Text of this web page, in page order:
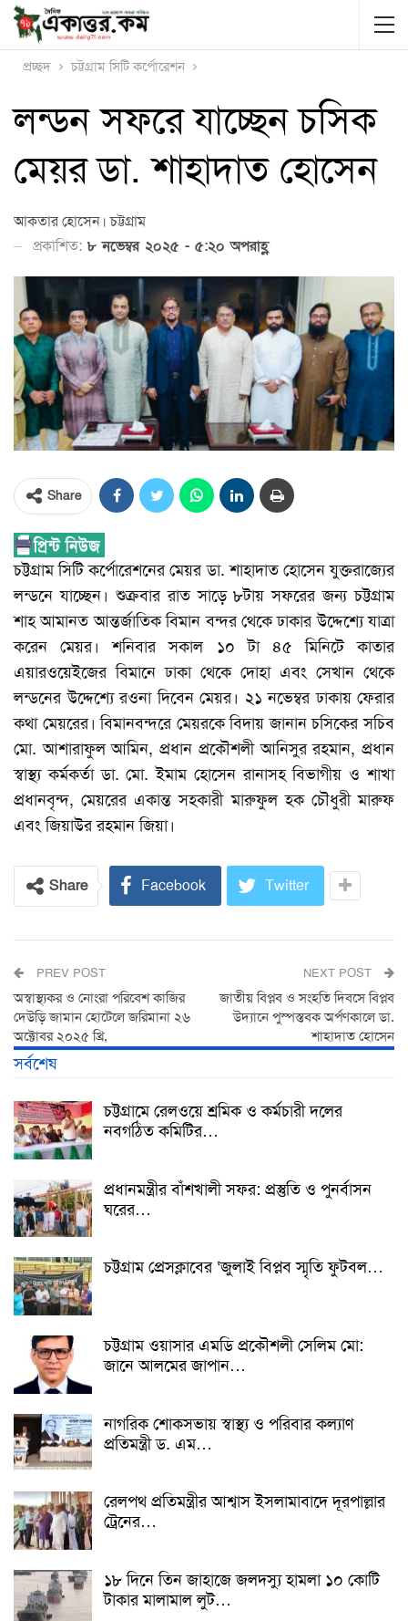
প্রচ্ছদ চট্টগ্রাম সিটি কর্পোরেশন
লন্ডন সফরে যাচ্ছেন চসিক
মেয়র ডা. শাহাদাত হোসেন
আকতার হোসেন। চট্টগ্রাম
প্রকাশিত: ৮ নভেম্বর ২০২৫ - ৫:২০ অপরাহ্ণ
Share
চট্টগ্রাম সিটি কর্পোরেশনের মেয়র ডা. শাহাদাত হোসেন যুক্তরাজ্যের
লন্ডনে যাচ্ছেন। শুক্রবার রাত সাড়ে ৮টায় সফরের জন্য চট্টগ্রাম
শাহ আমানত আন্তর্জাতিক বিমান বন্দর থেকে ঢাকার উদ্দেশ্যে যাত্রা
করেন মেয়র। শনিবার সকাল ১০ টা ৪৫ মিনিটে কাতার
এয়ারওয়েইজের বিমানে ঢাকা থেকে দোহা এবং সেখান থেকে
লন্ডনের উদ্দেশ্যে রওনা দিবেন মেয়র। ২১ নভেম্বর ঢাকায় ফেরার
কথা মেয়রের। বিমানবন্দরে মেয়রকে বিদায় জানান চসিকের সচিব
মো. আশারাফুল আমিন, প্রধান প্রকৌশলী আনিসুর রহমান, প্রধান
স্বাস্থ্য কর্মকর্তা ডা. মো. ইমাম হোসেন রানাসহ বিভাগীয় ও শাখা
প্রধানবৃন্দ, মেয়রের একান্ত সহকারী মারুফুল হক চৌধুরী মারুফ
এবং জিয়াউর রহমান জিয়া।
Share Facebook Twitter
PREV POST
অস্বাস্থ্যকর ও নোংরা পরিবেশ কাজির
দেউড়ি জামান হোটেলে জরিমানা ২৬
অক্টোবর ২০২৫ খ্রি,
NEXT POST
জাতীয় বিপ্লব ও সংহতি দিবসে বিপ্লব
উদ্যানে পুস্পস্তবক অর্পণকালে ডা.
শাহাদাত হোসেন
সর্বশেষ
চট্টগ্রামে রেলওয়ে শ্রমিক ও কর্মচারী দলের
নবগঠিত কমিটির…
প্রধানমন্ত্রীর বাঁশখালী সফর: প্রস্তুতি ও পুনর্বাসন
ঘরের…
চট্টগ্রাম প্রেসক্লাবের ‘জুলাই বিপ্লব স্মৃতি ফুটবল…
চট্টগ্রাম ওয়াসার এমডি প্রকৌশলী সেলিম মো:
জানে আলমের জাপান…
নাগরিক শোকসভায় স্বাস্থ্য ও পরিবার কল্যাণ
প্রতিমন্ত্রী ড. এম…
রেলপথ প্রতিমন্ত্রীর আশ্বাস ইসলামাবাদে দূরপাল্লার
ট্রেনের…
১৮ দিনে তিন জাহাজে জলদস্যু হামলা ১০ কোটি
টাকার মালামাল লুট…